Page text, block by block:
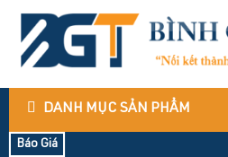
DANH MỤC SẢN PHẨM
Báo Giá